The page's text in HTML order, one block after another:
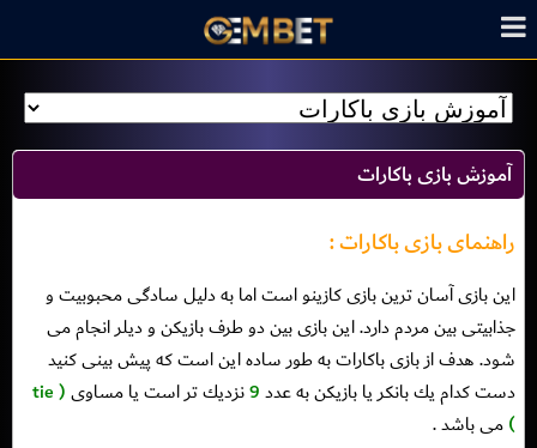
آموزش بازی باکارات
راهنمای بازی باکارات :
اين بازى آسان ترين بازى كازينو است اما به دليل سادگى محبوبيت و
جذابيتى بين مردم دارد. اين بازى بين دو طرف بازيكن و ديلر انجام مى
شود. هدف از بازى باكارات به طور ساده اين است كه پيش بينى كنيد
دست كدام يك بانكر يا بازيكن به عدد9نزديك تر است يا مساوى ( tie
)مى باشد .